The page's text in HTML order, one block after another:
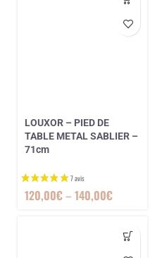
LOUXOR – PIED DE
TABLE METAL SABLIER –
71cm
120,00€–140,00€